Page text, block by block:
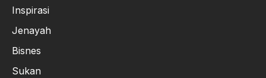
Inspirasi
Jenayah
Bisnes
Sukan